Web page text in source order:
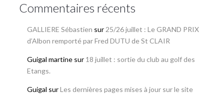
Commentaires récents
GALLIERE Sébastien sur 25/26 juillet : Le GRAND PRIX
d’Albon remporté par Fred DUTU de St CLAIR
Guigal martinesur 18 juillet : sortie du club au golf des
Etangs.
Guigal surLes dernières pages mises à jour sur le site